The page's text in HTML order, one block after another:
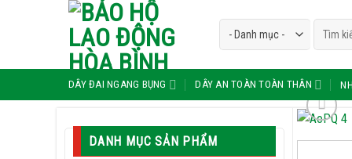
kiếm:
DÂY ĐAI NGANG BỤNG DÂY AN TOÀN TOÀN THÂN
DANH MỤC SẢN PHẨM